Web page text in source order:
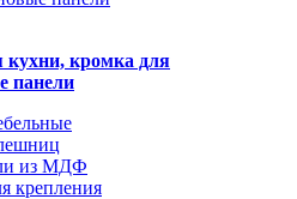
кромка для
панели
из МДФ
крепления